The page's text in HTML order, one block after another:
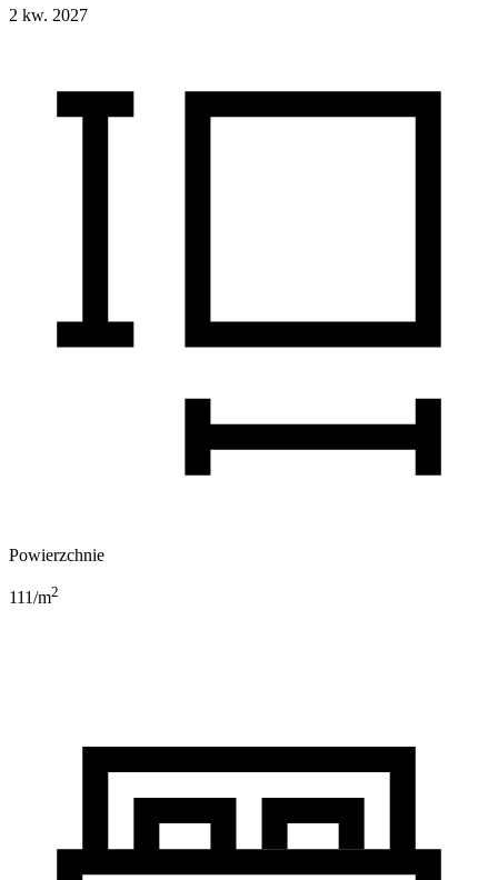
2 kw. 2027
Powierzchnie
111/m2